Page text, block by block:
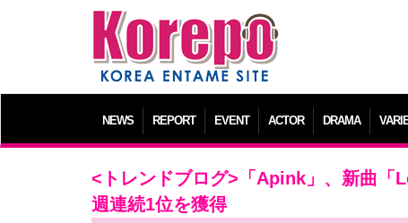
NEWS REPORT EVENT ACTOR DRAMA
<トレンドブログ>「Apink」、新曲「
週連続1位を獲得